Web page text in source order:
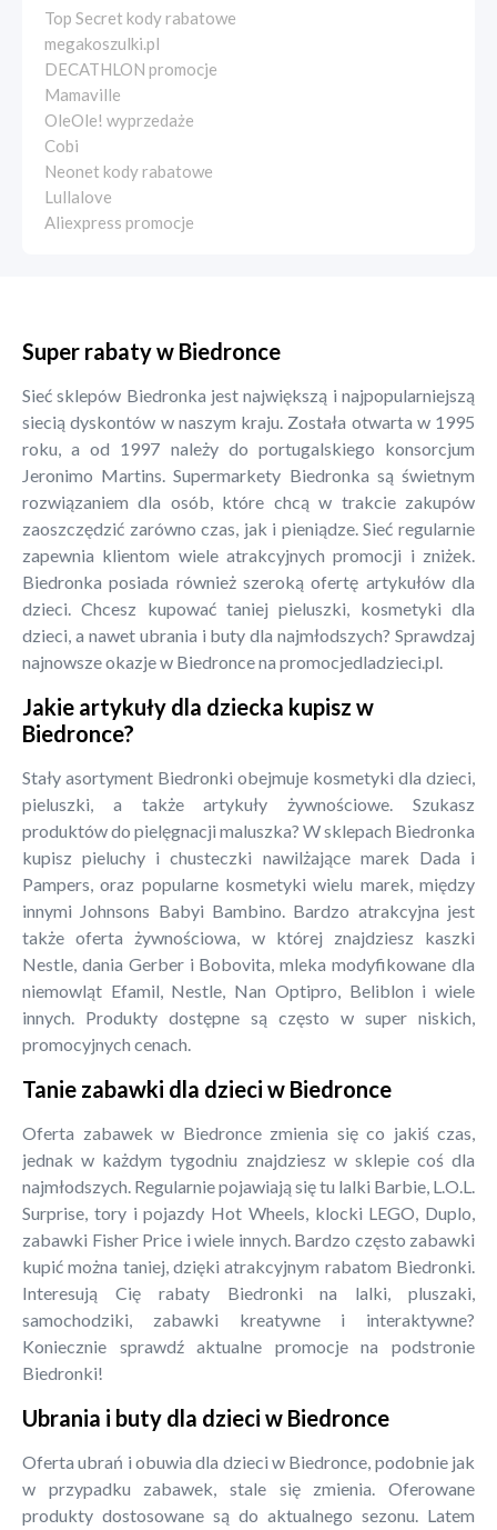
Top Secret kody rabatowe
megakoszulki.pl
DECATHLON promocje
Mamaville
OleOle! wyprzedaże
Cobi
Neonet kody rabatowe
Lullalove
Aliexpress promocje
Super rabaty w Biedronce
Sieć sklepów Biedronka jest największą i najpopularniejszą
siecią dyskontów w naszym kraju. Została otwarta w 1995
roku, a od 1997 należy do portugalskiego konsorcjum
Jeronimo Martins. Supermarkety Biedronka są świetnym
rozwiązaniem dla osób, które chcą w trakcie zakupów
zaoszczędzić zarówno czas, jak i pieniądze. Sieć regularnie
zapewnia klientom wiele atrakcyjnych promocji i zniżek.
Biedronka posiada również szeroką ofertę artykułów dla
dzieci. Chcesz kupować taniej pieluszki, kosmetyki dla
dzieci, a nawet ubrania i buty dla najmłodszych? Sprawdzaj
najnowsze okazje w Biedronce na promocjedladzieci.pl.
Jakie artykuły dla dziecka kupisz w
Biedronce?
Stały asortyment Biedronki obejmuje kosmetyki dla dzieci,
pieluszki, a także artykuły żywnościowe. Szukasz
produktów do pielęgnacji maluszka? W sklepach Biedronka
kupisz pieluchy i chusteczki nawilżające marek Dada i
Pampers, oraz popularne kosmetyki wielu marek, między
innymi Johnsons Babyi Bambino. Bardzo atrakcyjna jest
także oferta żywnościowa, w której znajdziesz kaszki
Nestle, dania Gerber i Bobovita, mleka modyfikowane dla
niemowląt Efamil, Nestle, Nan Optipro, Beliblon i wiele
innych. Produkty dostępne są często w super niskich,
promocyjnych cenach.
Tanie zabawki dla dzieci w Biedronce
Oferta zabawek w Biedronce zmienia się co jakiś czas,
jednak w każdym tygodniu znajdziesz w sklepie coś dla
najmłodszych. Regularnie pojawiają się tu lalki Barbie, L.O.L.
Surprise, tory i pojazdy Hot Wheels, klocki LEGO, Duplo,
zabawki Fisher Price i wiele innych. Bardzo często zabawki
kupić można taniej, dzięki atrakcyjnym rabatom Biedronki.
Interesują Cię rabaty Biedronki na lalki, pluszaki,
samochodziki, zabawki kreatywne i interaktywne?
Koniecznie sprawdź aktualne promocje na podstronie
Biedronki!
Ubrania i buty dla dzieci w Biedronce
Oferta ubrań i obuwia dla dzieci w Biedronce, podobnie jak
w przypadku zabawek, stale się zmienia. Oferowane
produkty dostosowane są do aktualnego sezonu. Latem